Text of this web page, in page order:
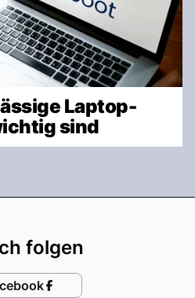
Laptop-
sind
folgen